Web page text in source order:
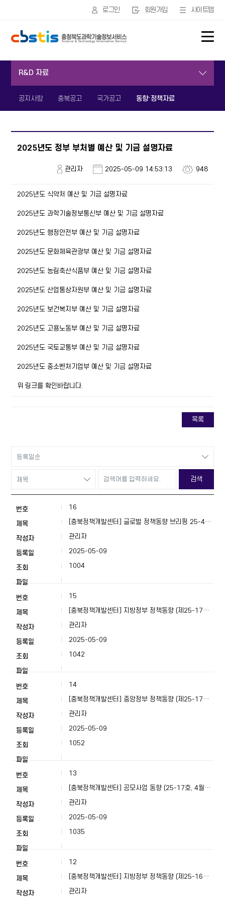
로그인
회원가입 사이트맵
R&D 자료
공지사항 충북공고 국가공고 동향·정책자료
2025년도 정부 부처별 예산 및 기금 설명자료
관리자 2025-05-09 14:53:13 948
2025년도 식약처 예산 및 기금 설명자료
2025년도 과학기술정보통신부 예산 및 기금 설명자료
2025년도 행정안전부 예산 및 기금 설명자료
2025년도 문화체육관광부 예산 및 기금 설명자료
2025년도 농림축산식품부 예산 및 기금 설명자료
2025년도 산업통상자원부 예산 및 기금 설명자료
2025년도 보건복지부 예산 및 기금 설명자료
2025년도 고용노동부 예산 및 기금 설명자료
2025년도 국토교통부 예산 및 기금 설명자료
2025년도 중소벤처기업부 예산 및 기금 설명자료
위 링크를 확인바랍니다.
목록
검색
16
[충북정책개발센터] 글로벌 정책동향 브리핑 25-4호
(4월)
관리자
2025-05-09
1004
15
[충북정책개발센터] 지방정부 정책동향 (제25-17호,
4월 4주)
관리자
2025-05-09
1042
14
[충북정책개발센터] 중앙정부 정책동향 (제25-17호,
4월 4주)
관리자
2025-05-09
1052
13
[충북정책개발센터] 공모사업 동향 (25-17호, 4월
4주)
관리자
2025-05-09
1035
12
[충북정책개발센터] 지방정부 정책동향 (제25-16호,
4월 3주)
관리자